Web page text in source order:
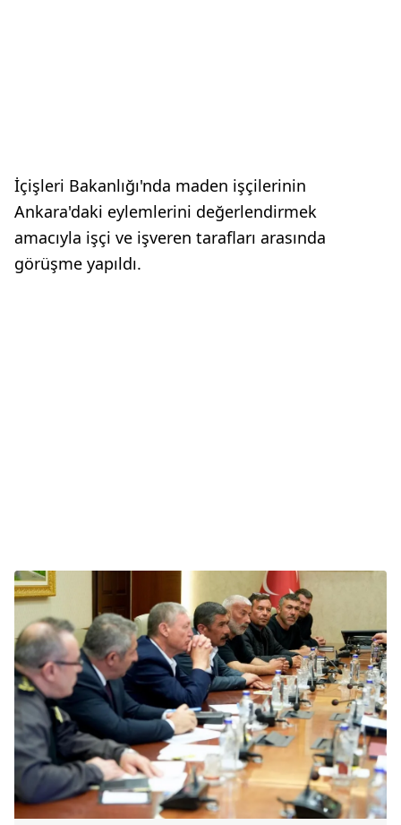
İçişleri Bakanlığı'nda maden işçilerinin
Ankara'daki eylemlerini değerlendirmek
amacıyla işçi ve işveren tarafları arasında
görüşme yapıldı.